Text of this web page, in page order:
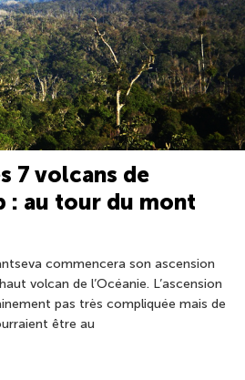
7 volcans de
: au tour du mont
commencera son ascension
volcan de l’Océanie. L’ascension
pas très compliquée mais de
être au